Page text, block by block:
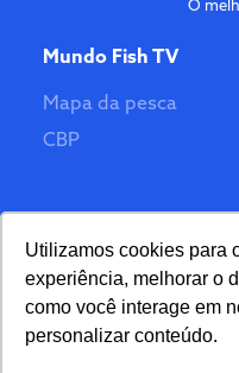
Utilizamos cookies para
experiência, melhorar o
como você interage em
personalizar conteúdo.
O
Mundo Fish TV
Mapa da pesca
CBP
Feito por